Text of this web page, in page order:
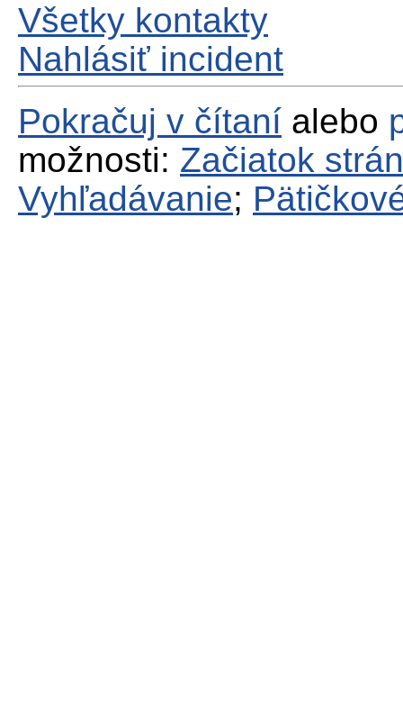
Všetky kontakty
Nahlásiť incident
Pokračuj v čítaní alebo
možnosti: Začiatok
Vyhľadávanie;